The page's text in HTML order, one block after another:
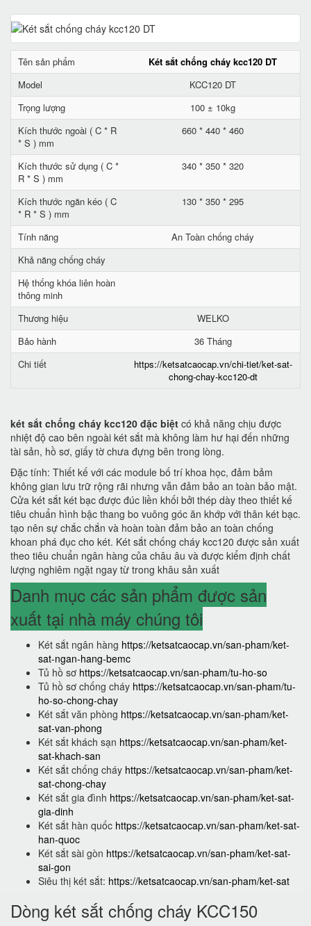
Tên sản phẩm
Két sắt chống cháy kcc120 DT
Model
KCC120 DT
Trọng lượng
100 ± 10kg
Kích thước ngoài ( C * R
* S ) mm
660 * 440 * 460
Kích thước sử dụng ( C *
R * S ) mm
340 * 350 * 320
Kích thước ngăn kéo ( C
* R * S ) mm
130 * 350 * 295
Tính năng
An Toàn chống cháy
Khả năng chống cháy
Hệ thống khóa liên hoàn
thông minh
Thương hiệu
WELKO
Bảo hành
36 Tháng
Chi tiết
https://ketsatcaocap.vn/chi-tiet/ket-sat-
chong-chay-kcc120-dt
két sắt chống cháy kcc120 đặc biệt có khả năng chịu được
nhiệt độ cao bên ngoài két sắt mà không làm hư hại đến những
tài sản, hồ sơ, giấy tờ chưa đựng bên trong lòng.
Đặc tính: Thiết kế với các module bố trí khoa học, đảm bảm
không gian lưu trữ rộng rãi nhưng vẫn đảm bảo an toàn bảo mật.
Cửa két sắt két bạc được đúc liền khối bởi thép dày theo thiết kế
tiêu chuẩn hình bậc thang bo vuông góc ăn khớp với thân két bạc.
tạo nên sự chắc chắn và hoàn toàn đảm bảo an toàn chống
khoan phá đục cho két. Két sắt chống cháy kcc120 được sản xuất
theo tiêu chuẩn ngân hàng của châu âu và được kiểm định chất
lượng nghiêm ngặt ngay từ trong khâu sản xuất
Danh mục các sản phẩm được sản
xuất tại nhà máy chúng tôi
Két sắt ngân hàng https://ketsatcaocap.vn/san-pham/ket-
sat-ngan-hang-bemc
Tủ hồ sơ https://ketsatcaocap.vn/san-pham/tu-ho-so
Tủ hồ sơ chống cháy https://ketsatcaocap.vn/san-pham/tu-
ho-so-chong-chay
Két sắt văn phòng https://ketsatcaocap.vn/san-pham/ket-
sat-van-phong
Két sắt khách sạn https://ketsatcaocap.vn/san-pham/ket-
sat-khach-san
Két sắt chống cháy https://ketsatcaocap.vn/san-pham/ket-
sat-chong-chay
Két sắt gia đình https://ketsatcaocap.vn/san-pham/ket-sat-
gia-dinh
Két sắt hàn quốc https://ketsatcaocap.vn/san-pham/ket-sat-
han-quoc
Két sắt sài gòn https://ketsatcaocap.vn/san-pham/ket-sat-
sai-gon
Siêu thị két sắt: https://ketsatcaocap.vn/san-pham/ket-sat
Dòng két sắt chống cháy KCC150